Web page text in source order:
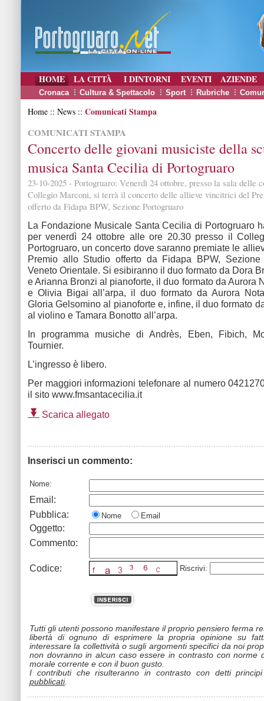
HOME LA CITTÀ I DINTORNI EVENTI AZIENDE
Cronaca Cultura & Spettacolo Sport Rubriche
Home :: News :: Comunicati Stampa
COMUNICATI STAMPA
Concerto delle giovani musiciste della
musica Santa Cecilia di Portogruaro
23-10-2025 - Portogruaro: Venerdì 24 ottobre, presso la sala delle
Collegio Marconi, si terrà il concerto delle allieve vincitrici del
offerto da Fidapa BPW, Sezione Portogruaro
La Fondazione Musicale Santa Cecilia di Portogruaro
per venerdì 24 ottobre alle ore 20.30 presso il
Portogruaro, un concerto dove saranno premiate le
Premio allo Studio offerto da Fidapa BPW, Sezione
Veneto Orientale. Si esibiranno il duo formato da Dora
e Arianna Bronzi al pianoforte, il duo formato da Aurora
e Olivia Bigai all’arpa, il duo formato da Aurora
Gloria Gelsomino al pianoforte e, infine, il duo formato
al violino e Tamara Bonotto all’arpa.
In programma musiche di Andrès, Eben, Fibich,
Tournier.
L’ingresso è libero.
Per maggiori informazioni telefonare al numero
il sito www.fmsantacecilia.it
Scarica allegato
Inserisci un commento:
Nome:
Email:
Pubblica:
Nome Email
Oggetto:
Commento:
Codice: Riscrivi:
Tutti gli utenti possono manifestare il proprio pensiero ferma
libertà di ognuno di esprimere la propria opinione su
interessare la collettività o sugli argomenti specifici da noi
non dovranno in alcun caso essere in contrasto con norme
morale corrente e con il buon gusto.
I contributi che risulteranno in contrasto con detti
pubblicati.